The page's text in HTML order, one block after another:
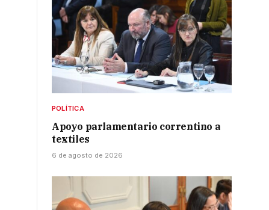
POLÍTICA
Apoyo parlamentario correntino a
textiles
6 de agosto de 2026